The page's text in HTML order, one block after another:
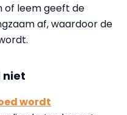
of leem geeft de
af, waardoor de
niet
wordt